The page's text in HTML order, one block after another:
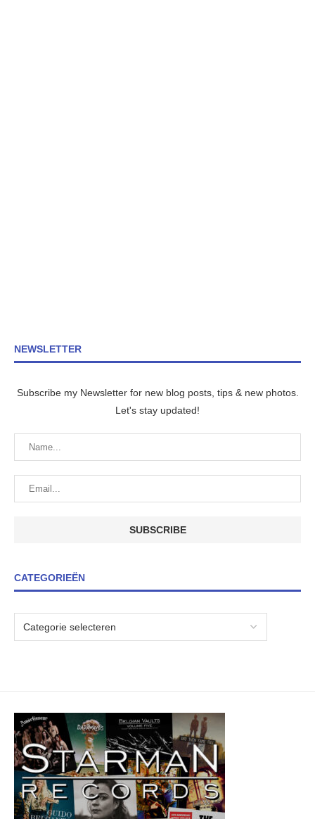
NEWSLETTER
Subscribe my Newsletter for new blog posts, tips & new photos.
Let's stay updated!
CATEGORIEËN